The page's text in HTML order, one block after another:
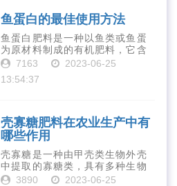
鱼蛋白的最佳使用方法
鱼蛋白肥料是一种以鱼类或鱼蛋
为原材料制成的有机肥料，它含
有丰富的营养物质，如氮、磷、
元素和植物生长因子。这些营养
7163
2023-06-25
13:54:37
壳寡糖肥料在农业生产中有
哪些作用
壳寡糖是一种由甲壳类生物外壳
中提取的寡糖类，具有多种生物
活性和营养价值。在农业生产
3890
2023-06-25